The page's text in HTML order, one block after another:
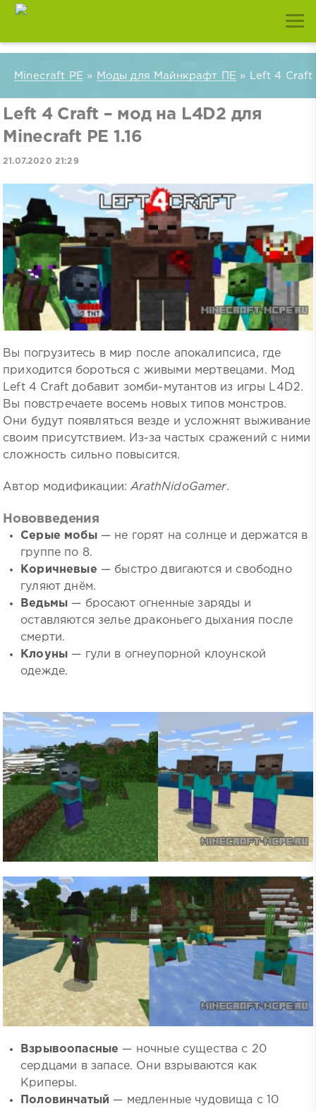
Minecraft PE » Моды для Майнкрафт ПЕ » Left 4 Craft
Left 4 Craft – мод на L4D2 для
Minecraft PE 1.16
21.07.2020 21:29
Вы погрузитесь в мир после апокалипсиса, где
приходится бороться с живыми мертвецами. Мод
Left 4 Craft добавит зомби-мутантов из игры L4D2.
Вы повстречаете восемь новых типов монстров.
Они будут появляться везде и усложнят выживание
своим присутствием. Из-за частых сражений с ними
сложность сильно повысится.
Автор модификации:ArathNidoGamer.
Нововведения
Серые мобы— не горят на солнце и держатся в
группе по 8.
Коричневые — быстро двигаются и свободно
гуляют днём.
Ведьмы — бросают огненные заряды и
оставляются зелье драконьего дыхания после
смерти.
Клоуны — гули в огнеупорной клоунской
одежде.
Взрывоопасные — ночные существа с 20
сердцами в запасе. Они взрываются как
Криперы.
Половинчатый — медленные чудовища с 10